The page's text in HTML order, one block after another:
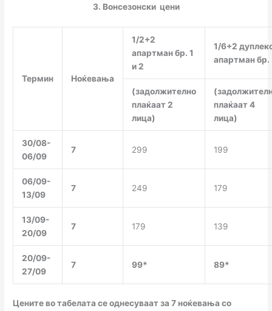
3. Вонсезонски цени
Термин Ноќевања
1/2+2
апартман бр. 1
и 2
1/6+2
апартман бр.
(задолжително
плаќаат 2
лица)
плаќаат 4
лица)
30/08-
06/09
7 299 199
06/09-
13/09
7 249 179
13/09-
20/09
7 179 139
20/09-
27/09
7 99* 89*
Цените во табелата се однесуваат за 7 ноќевања со